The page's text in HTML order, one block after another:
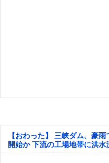
【おわった】 三峡ダム、豪
開始か 下流の工場地帯に洪水